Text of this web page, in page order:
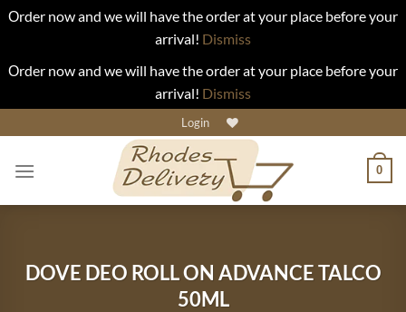
Οrder now and we will have the order at your place before your
arrival! Dismiss
Οrder now and we will have the order at your place before your
arrival! Dismiss
to
content
Login
0
DOVE DEO ROLL ON ADVANCE TALCO
50ML